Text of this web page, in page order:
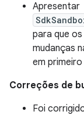
Apresentar
para que
mudanças
em primeiro
Correções de
Foi